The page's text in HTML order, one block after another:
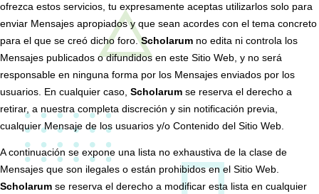
ofrezca estos servicios, tu expresamente aceptas utilizarlos solo para
enviar Mensajes apropiados y que sean acordes con el tema concreto
para el que se creó dicho foro.Scholarum no edita ni controla los
Mensajes publicados o difundidos en este Sitio Web, y no será
responsable en ninguna forma por los Mensajes enviados por los
usuarios. En cualquier caso, Scholarum se reserva el derecho a
retirar, a nuestra completa discreción y sin notificación previa,
cualquier Mensaje de los usuarios y/o Contenido del Sitio Web.
A continuación se expone una lista no exhaustiva de la clase de
Mensajes que son ilegales o están prohibidos en el Sitio Web.
Scholarum se reserva el derecho a modificar esta lista en cualquier